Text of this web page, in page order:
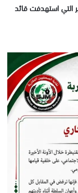
التي استهدفت قائد